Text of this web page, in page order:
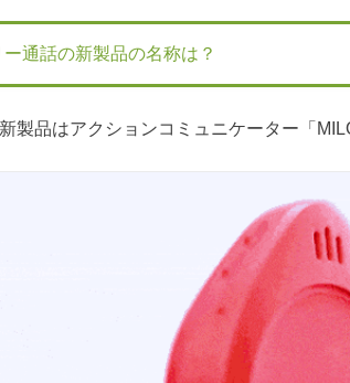
通話の新製品の名称は？
製品はアクションコミュニケーター「